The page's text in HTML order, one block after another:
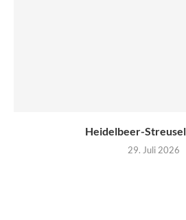
Heidelbeer-
29. Juli 2026